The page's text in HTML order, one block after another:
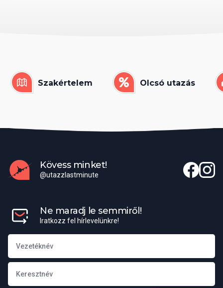
Szakértelem Olcsó utazás
Kövess minket!
@utazzlastminute
Ne maradj le semmiről!
Iratkozz fel hírlevelünkre!